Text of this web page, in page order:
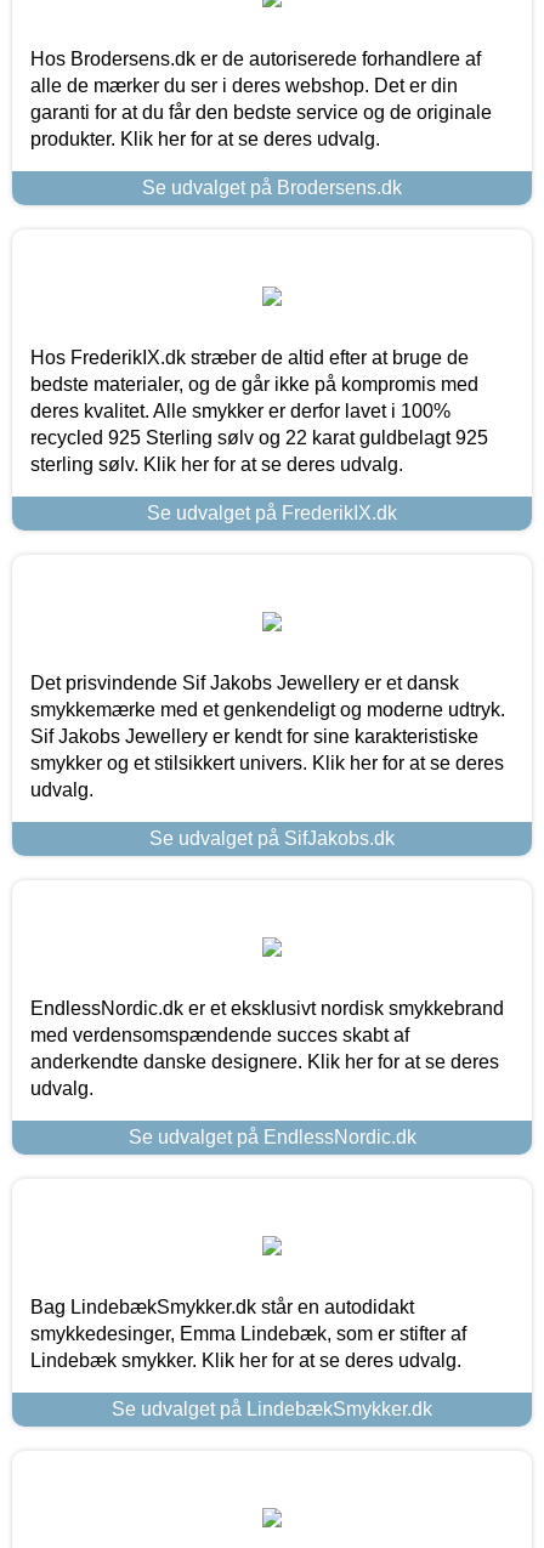
Hos Brodersens.dk er de autoriserede forhandlere af
alle de mærker du ser i deres webshop. Det er din
garanti for at du får den bedste service og de originale
produkter. Klik her for at se deres udvalg.
Se udvalget på Brodersens.dk
Hos FrederikIX.dk stræber de altid efter at bruge de
bedste materialer, og de går ikke på kompromis med
deres kvalitet. Alle smykker er derfor lavet i 100%
recycled 925 Sterling sølv og 22 karat guldbelagt 925
sterling sølv. Klik her for at se deres udvalg.
Se udvalget på FrederikIX.dk
Det prisvindende Sif Jakobs Jewellery er et dansk
smykkemærke med et genkendeligt og moderne udtryk.
Sif Jakobs Jewellery er kendt for sine karakteristiske
smykker og et stilsikkert univers. Klik her for at se deres
udvalg.
Se udvalget på SifJakobs.dk
EndlessNordic.dk er et eksklusivt nordisk smykkebrand
med verdensomspændende succes skabt af
anderkendte danske designere. Klik her for at se deres
udvalg.
Se udvalget på EndlessNordic.dk
Bag LindebækSmykker.dk står en autodidakt
smykkedesinger, Emma Lindebæk, som er stifter af
Lindebæk smykker. Klik her for at se deres udvalg.
Se udvalget på LindebækSmykker.dk